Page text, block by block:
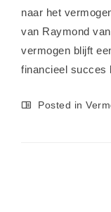
naar het
van Raymond
vermogen blijft
financieel succes
Posted in